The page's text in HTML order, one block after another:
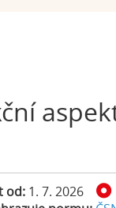
od: 1. 7. 2026